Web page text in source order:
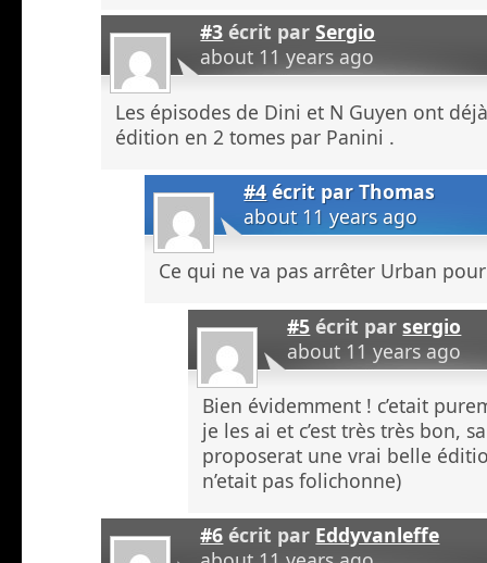
#3 écrit parSergio
about 11 years ago
Les épisodes de Dini et N Guyen ont
édition en 2 tomes par Panini .
#4écrit parThomas
about 11 years ago
Ce qui ne va pas arrêter Urban
#5 écrit parsergio
about 11 years ago
Bien évidemment ! c’etait
je les ai et c’est très très bon,
proposerat une vrai belle
n’etait pas folichonne)
#6 écrit par Eddyvanleffe